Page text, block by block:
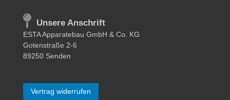
Unsere Anschrift
ESTA Apparatebau GmbH & Co. KG
Gotenstraße 2-6
89250 Senden
Vertrag widerrufen